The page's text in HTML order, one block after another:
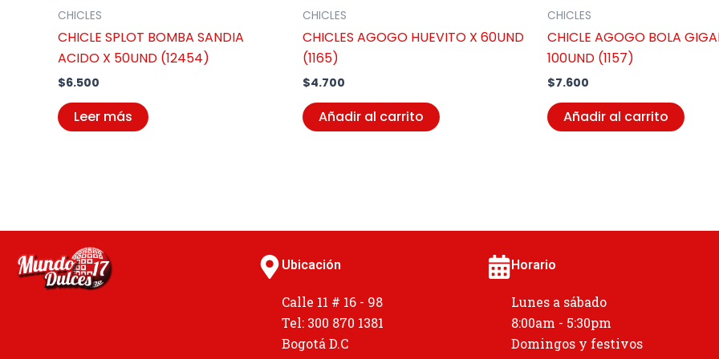
CHICLES
CHICLE SPLOT BOMBA SANDIA
ACIDO X 50UND (12454)
$6.500
Leer más
CHICLES
CHICLES AGOGO HUEVITO X 60UND
(1165)
$4.700
Añadir al carrito
CHICLES
CHICLE AGOGO BOLA
100UND (1157)
$7.600
Añadir al carrito
Ubicación
Calle 11 # 16 - 98
Tel: 300 870 1381
Bogotá D.C
Horario
Lunes a sábado
8:00am - 5:30pm
Domingos y festivos